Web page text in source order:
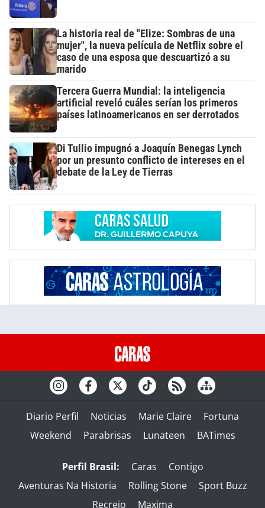
La historia real de "Elize: Sombras de una
mujer", la nueva película de Netflix sobre el
caso de una esposa que descuartizó a su
marido
Tercera Guerra Mundial: la inteligencia
artificial reveló cuáles serían los primeros
países latinoamericanos en ser derrotados
Di Tullio impugnó a Joaquín Benegas Lynch
por un presunto conflicto de intereses en el
debate de la Ley de Tierras
Diario Perfil Noticias Marie Claire
Fortuna
Weekend
Parabrisas Lunateen BATimes
Perfil Brasil: Caras
Contigo
Aventuras Na Historia
Rolling Stone
Sport Buzz
Recreio
Maxima